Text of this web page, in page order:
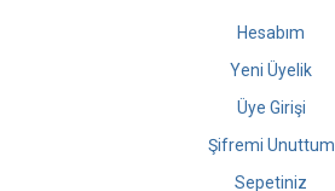
Hesabım
Yeni Üyelik
Üye Girişi
Şifremi Unuttum
Sepetiniz